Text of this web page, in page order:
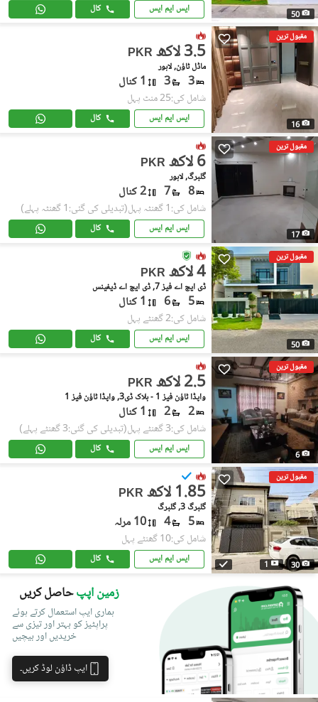
50 ایس ایم ایس کال
مقبول ترین
16
PKR 3.5 لاکھ
ماڈل ٹاؤن, لاہور
3
3 1 کنال
شامل کی:25 منٹ پہل
ایس ایم ایس کال
مقبول ترین
17
PKR 6 لاکھ
گلبرگ, لاہور
8
7 2 کنال
شامل کی:1 گھنٹہ پہل (تبدیلی کی گئی:1 گھنٹہ پہلے)
ایس ایم ایس کال
مقبول ترین
50
PKR 4 لاکھ
ڈی ایچ اے فیز 7, ڈی ایچ اے ڈیفینس
5
6 1 کنال
شامل کی:2 گھنٹے پہل
ایس ایم ایس کال
مقبول ترین
6
PKR 2.5 لاکھ
واپڈا ٹاؤن فیز 1 - بلاک ڈی3, واپڈا ٹاؤن فیز 1
2
2 1 کنال
شامل کی:3 گھنٹے پہل (تبدیلی کی گئی:3 گھنٹے پہلے)
ایس ایم ایس کال
مقبول ترین
30
1
PKR 1.85 لاکھ
گلبرگ 3, گلبرگ
5
4 10 مرلہ
شامل کی:10 گھنٹے پہل
ایس ایم ایس کال
زمین اپپحاصل کریں
ہماری ایپ استعمال کرتے ہوئے
پراپٹیز کو بہتر اور تیزی سے
خریدیں اور بیچیں
ایپ ڈاؤن لوڈ کریں۔